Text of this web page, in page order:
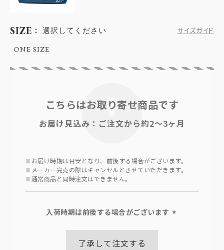
SIZE 選択してください
サイズガイド
ONE SIZE
こちらはお取り寄せ商品です
お届け見込み：ご注文から約2～3ヶ月
※お届け時期は目安となり、前後する場合がございます。
※メーカー完売の際はキャンセルとさせていただきます。
※通常商品と同時注文はできません。
入荷時期は前後する場合がございます
了承して注文する